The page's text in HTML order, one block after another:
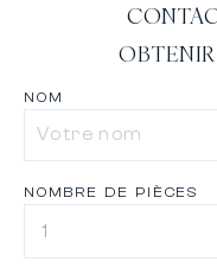
NOM
NOMBRE DE PIÈCES